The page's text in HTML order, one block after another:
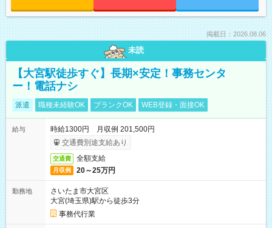
掲載日：2026.08.06
未読
【大宮駅徒歩すぐ】長期×安定！事務センタ
ー！電話ナシ
派遣 職種未経験OK ブランクOK WEB登録・面接OK
給与
時給1300円 月収例 201,500円
交通費別途支給あり
交通費 全額支給
月収例 20～25万円
勤務地
さいたま市大宮区
大宮(埼玉県)駅から徒歩3分
事務代行業